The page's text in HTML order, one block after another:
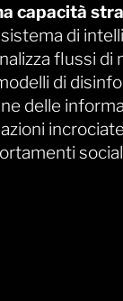
capacità
di
flussi di
di
delle